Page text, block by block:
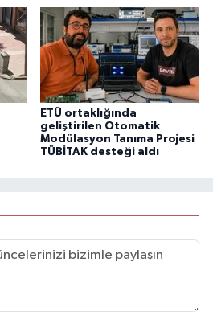
ETÜ ortaklığında
geliştirilen Otomatik
Modülasyon Tanıma Projesi
TÜBİTAK desteği aldı